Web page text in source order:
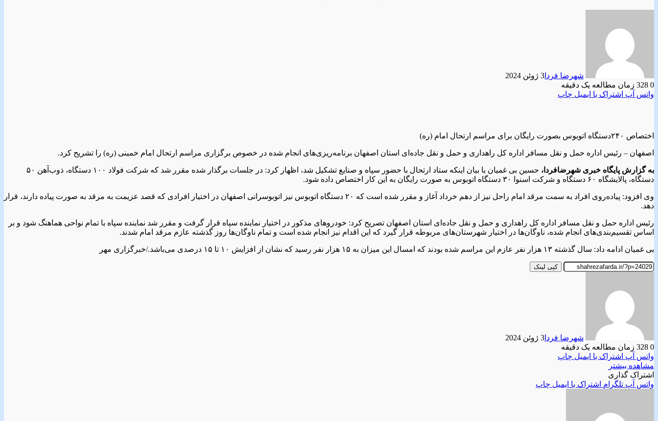
شهرضا فردا 3 ژوئن 2024
0
زمان مطالعه یک دقیقه
واتس آپ اشتراک با ایمیل چاپ
اختصاص ۲۴۰دستگاه اتوبوس بصورت رایگان برای مراسم ارتحال امام (ره)
اصفهان – رئیس اداره حمل و نقل مسافر اداره کل راهداری و حمل و نقل جاده‌ای استان اصفهان برنامه‌ریزی‌های انجام شده در خصوص برگزاری مراسم ارتحال امام خمینی (ره) را تشریح کرد.
به گزارش پایگاه خبری شهرضافردا،
حسین بی غمیان با بیان اینکه ستاد ارتحال با حضور سپاه و صنایع تشکیل شد، اظهار کرد: در جلسات برگذار شده مقرر شد که شرکت فولاد ۱۰۰ دستگاه، ذوب‌آهن ۵۰
دستگاه، پالایشگاه ۶۰ دستگاه و شرکت اسنوا ۳۰ دستگاه اتوبوس به صورت رایگان به این کار اختصاص داده شود.
وی افزود: پیاده‌روی افراد به سمت مرقد امام راحل نیز از دهم خرداد آغاز و مقرر شده است که ۲۰ دستگاه اتوبوس نیز اتوبوسرانی اصفهان در اختیار افرادی که قصد عزیمت به مرقد به صورت پیاده دارند، قرار
دهد.
رئیس اداره حمل و نقل مسافر اداره کل راهداری و حمل و نقل جاده‌ای استان اصفهان تصریح کرد: خودروهای مذکور در اختیار نماینده سپاه قرار گرفت و مقرر شد نماینده سپاه با تمام نواحی هماهنگ شود و بر
اساس تقسیم‌بندی‌های انجام شده، ناوگان‌ها در اختیار شهرستان‌های مربوطه قرار گیرد که این اقدام نیز انجام شده است و تمام ناوگان‌ها روز گذشته عازم مرقد امام شدند.
بی غمیان ادامه داد: سال گذشته ۱۳ هزار نفر عازم این مراسم شده بودند که امسال این میزان به ۱۵ هزار نفر رسید که نشان از افزایش ۱۰ تا ۱۵ درصدی می‌باشد./خبرگزاری مهر
کپی لینک
شهرضا فردا 3 ژوئن 2024
0
زمان مطالعه یک دقیقه
واتس آپ اشتراک با ایمیل چاپ
مشاهده بیشتر
اشتراک گذاری
واتس آپ تلگرام اشتراک با ایمیل چاپ